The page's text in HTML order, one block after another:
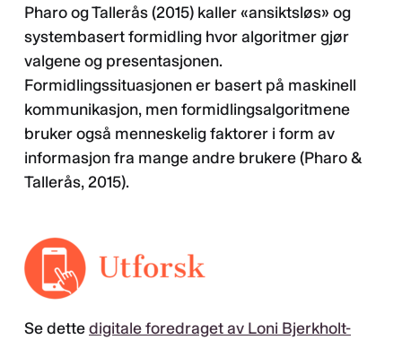
Pharo og Tallerås (2015) kaller «ansiktsløs» og
systembasert formidling hvor algoritmer gjør
valgene og presentasjonen.
Formidlingssituasjonen er basert på maskinell
kommunikasjon, men formidlingsalgoritmene
bruker også menneskelig faktorer i form av
informasjon fra mange andre brukere (Pharo &
Tallerås, 2015).
Se dettedigitale foredraget av Loni Bjerkholt-